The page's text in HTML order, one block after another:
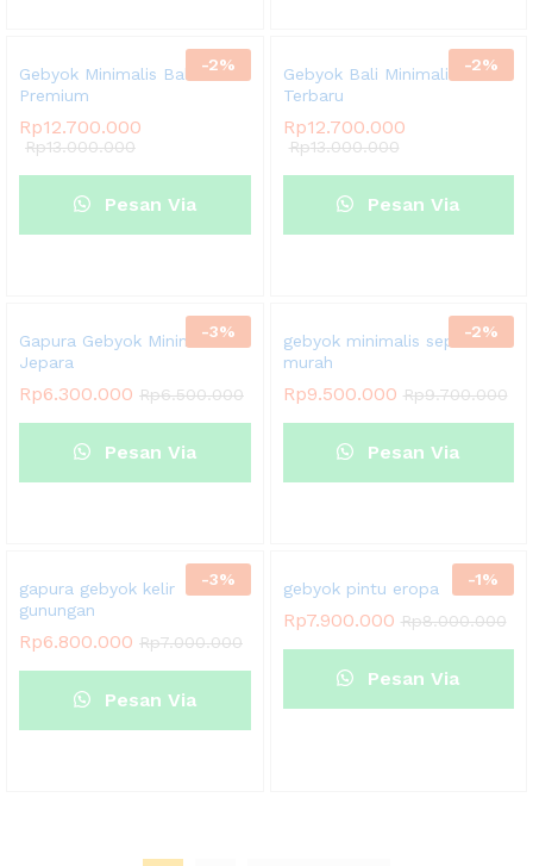
-2%
Gebyok Minimalis Bali
Premium
Rp12.700.000
Rp13.000.000
Pesan Via
-2%
Gebyok Bali Minimalis
Terbaru
Rp12.700.000
Rp13.000.000
Pesan Via
-3%
Gapura Gebyok Minimalis
Jepara
Rp6.300.000 Rp6.500.000
Pesan Via
-2%
gebyok minimalis sepaket
murah
Rp9.500.000 Rp9.700.000
Pesan Via
-3%
gapura gebyok kelir
gunungan
Rp6.800.000 Rp7.000.000
Pesan Via
-1%
gebyok pintu eropa
Rp7.900.000 Rp8.000.000
Pesan Via